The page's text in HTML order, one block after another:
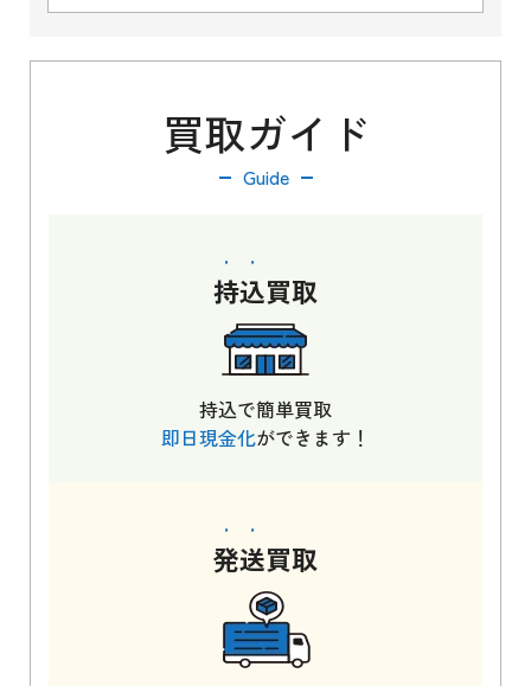
買取ガイド
Guide
持込買取
持込で簡単買取
即日現金化ができます！
発送買取